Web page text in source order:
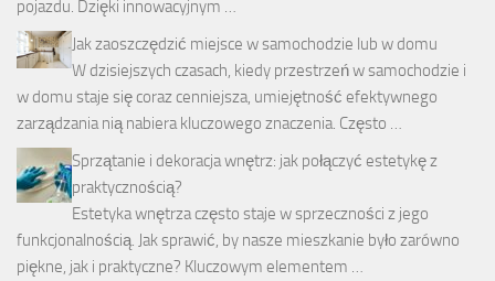
pojazdu. Dzięki innowacyjnym …
Jak zaoszczędzić miejsce w samochodzie lub w domu
W dzisiejszych czasach, kiedy przestrzeń w samochodzie i
w domu staje się coraz cenniejsza, umiejętność efektywnego
zarządzania nią nabiera kluczowego znaczenia. Często …
Sprzątanie i dekoracja wnętrz: jak połączyć estetykę z
praktycznością?
Estetyka wnętrza często staje w sprzeczności z jego
funkcjonalnością. Jak sprawić, by nasze mieszkanie było zarówno
piękne, jak i praktyczne? Kluczowym elementem …